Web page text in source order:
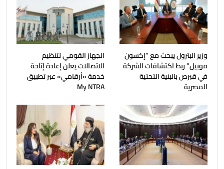
وزير البترول يبحث مع “إكسون
موبيل” ربط اكتشافات الشركة
في قبرص بالبنية التحتية
المصرية
الجهاز القومي لتنظيم
الاتصالات يعلن إعادة إتاحة
خدمة «أرقامي» عبر تطبيق
My NTRA